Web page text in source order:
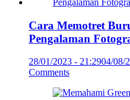
Cara Memotret
Pengalaman
28/01/2023 - 21:2904/08/
Comments